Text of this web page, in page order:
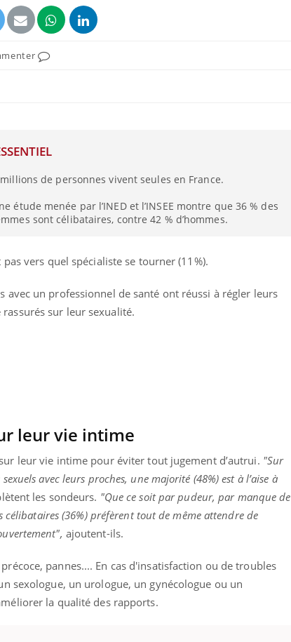
de personnes vivent seules en France.
étude menée par l’INED et l’INSEE montre que 36 % des
sont célibataires, contre 42 % d’hommes.
vers quel spécialiste se tourner (11%).
un professionnel de santé ont réussi à régler leurs
sur leur sexualité.
leur vie intime
leur vie intime pour éviter tout jugement d’autrui. "Sur
avec leurs proches, une majorité (48%) est à l’aise à
les sondeurs. "Que ce soit par pudeur, par manque de
(36%) préfèrent tout de même attendre de
ajoutent-ils.
pannes.... En cas d'insatisfaction ou de troubles
sexologue, un urologue, un gynécologue ou un
la qualité des rapports.
2026 Youtube
et, pour de
atteintes de
Youtube
Un « jumeau numérique » pour
faciliter l’accès à la médecine
préventive Youtube